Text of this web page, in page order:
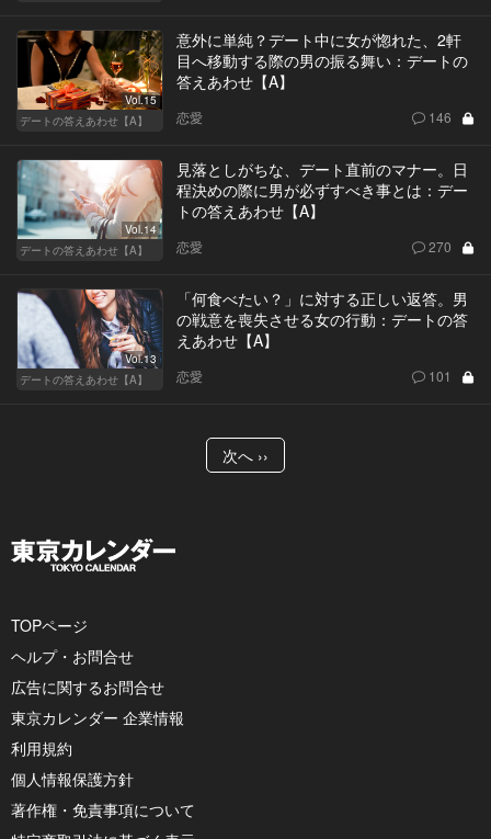
Vol.15
デートの答えあわせ【A】
意外に単純？デート中に女が惚れた、2軒
目へ移動する際の男の振る舞い：デートの
答えあわせ【A】
恋愛 146
Vol.14
デートの答えあわせ【A】
見落としがちな、デート直前のマナー。日
程決めの際に男が必ずすべき事とは：デー
トの答えあわせ【A】
恋愛 270
Vol.13
デートの答えあわせ【A】
「何食べたい？」に対する正しい返答。男
の戦意を喪失させる女の行動：デートの答
えあわせ【A】
恋愛 101
次へ ››
TOPページ
ヘルプ・お問合せ
広告に関するお問合せ
東京カレンダー 企業情報
利用規約
個人情報保護方針
著作権・免責事項について